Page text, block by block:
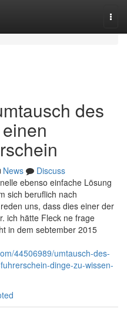
des
News
Discuss
ebenso einfache Lösung
sich beruflich nach
uns, dass dies einer der
ich hätte Fleck ne frage
in dem sebtember 2015
44506989/umtausch-des-
dinge-zu-wissen-